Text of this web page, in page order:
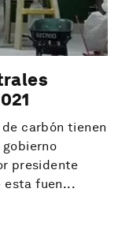
carbón tienen
presidente
esta fuen...